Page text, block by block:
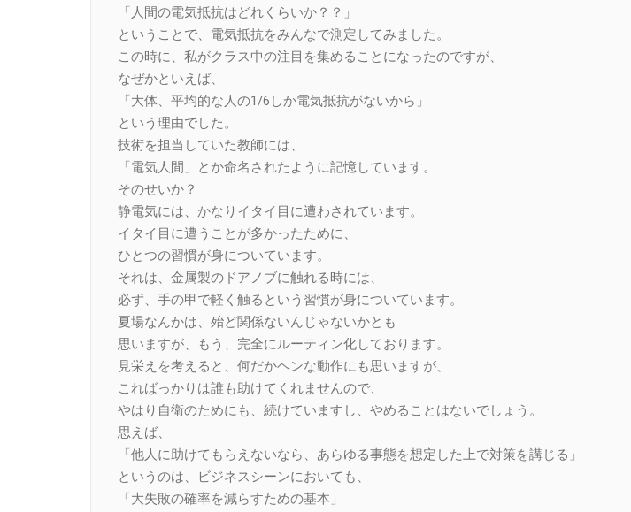
「人間の電気抵抗はどれくらいか？？」
ということで、電気抵抗をみんなで測定してみました。
この時に、私がクラス中の注目を集めることになったのですが、
なぜかといえば、
「大体、平均的な人の1/6しか電気抵抗がないから」
という理由でした。
技術を担当していた教師には、
「電気人間」とか命名されたように記憶しています。
そのせいか？
静電気には、かなりイタイ目に遭わされています。
イタイ目に遭うことが多かったために、
ひとつの習慣が身についています。
それは、金属製のドアノブに触れる時には、
必ず、手の甲で軽く触るという習慣が身についています。
夏場なんかは、殆ど関係ないんじゃないかとも
思いますが、もう、完全にルーティン化しております。
見栄えを考えると、何だかヘンな動作にも思いますが、
こればっかりは誰も助けてくれませんので、
やはり自衛のためにも、続けていますし、やめることはないでしょう。
思えば、
「他人に助けてもらえないなら、あらゆる事態を想定した上で対策を講じる」
というのは、ビジネスシーンにおいても、
「大失敗の確率を減らすための基本」